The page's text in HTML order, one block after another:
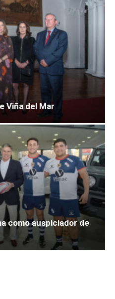
Viña del Mar
como auspiciador de